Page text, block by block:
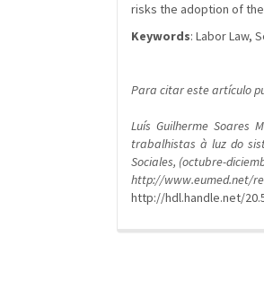
risks the adoption of
Keywords: Labor Law,
Para citar este artículo
Luís Guilherme Soares
trabalhistas à luz do
Sociales, (octubre-
http://www.eumed.net/
http://hdl.handle.net/